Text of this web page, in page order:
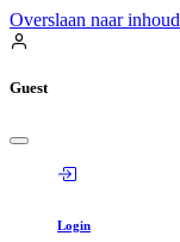
Overslaan naar inhoud
Guest
Login